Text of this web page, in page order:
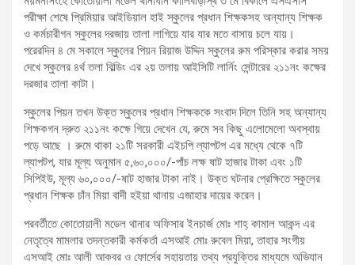
পরীক্ষা শেষে প্রিমিয়ার আইডিয়াল হাই স্কুলের প্রধান শিক্ষকসহ অন্যান্য শিক্ষক
ও কর্মচারীগন স্কুলের দরজায় তালা লাগিয়ে যার যার মতে বাসায় চলে যায়।
পরেরদিন ৪ মে সকালে স্কুলের পিয়ন রিয়াজ উদ্দিন স্কুলের রুম পরিস্কার করার সময়
দেখে স্কুলের ৪র্থ তলা বিল্ডিং এর ২য় তলায় আইসিটি লার্নিং সেন্টারের ২১১নং কক্ষের
দরজার তালা কাটা।
স্কুলের পিয়ন তখন উক্ত স্কুলের প্রধান শিক্ষককে সংবাদ দিলে তিনি সহ অন্যান্য
শিক্ষকগন দ্রুত ২১১নং কক্ষে গিয়ে দেখেন যে, রুমে সব কিছু এলোমেলো অবস্থায়
পড়ে আছে । রুমে থাকা ২১টি সরকারী এইচপি ল্যাপটপ এর মধ্যে থেকে ৭টি
ল্যাপটপ, যার মূল্য অনুমান ৫,৬০,০০০/-পাঁচ লক্ষ ষাট হাজার টাকা এবং ১টি
সিপিইউ, মূল্য ৬০,০০০/-ষাট হাজার টাকা নাই। উক্ত ঘটনার প্রেক্ষিতে স্কুলের
প্রধান শিক্ষক চাঁন মিয়া বাদী হইয়া থানায় এজাহার দায়ের করেন।
পরবর্তীতে কোতোয়ালী মডেল থানার অফিসার ইনচার্জ মোঃ শাহ্ কামাল আকন্দ এর
নেতৃত্বে মামলার তদন্তকারী কর্মকর্তা এসআই মোঃ রুবেল মিয়া, তাহার সংগীয়
এসআই মোঃ আলী আকবর ও ফোর্সের সহায়তায় তথ্য প্রযুক্তির মাধ্যমে অভিযান